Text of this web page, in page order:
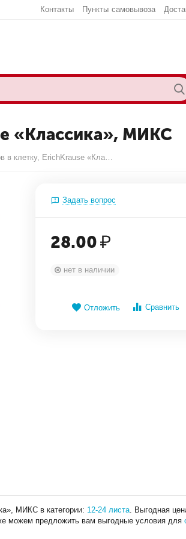
Контакты Пункты самовывоза
«Классика», МИКС
Тетрадь 12 листов в клетку, ErichKrause «Классика», МИКС
Задать вопрос
28.00₽
нет в наличии
Отложить Сравнить
МИКС в категории: 12-24 листа. Выгодная
можем предложить вам выгодные условия для